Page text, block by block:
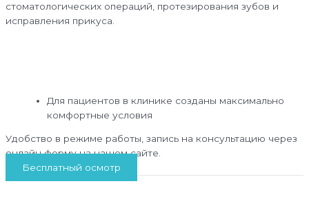
стоматологических операций, протезирования зубов и
исправления прикуса.
Для пациентов в клинике созданы максимально
комфортные условия
Удобство в режиме работы, запись на консультацию через
онлайн форму на нашем сайте.
Бесплатный осмотр